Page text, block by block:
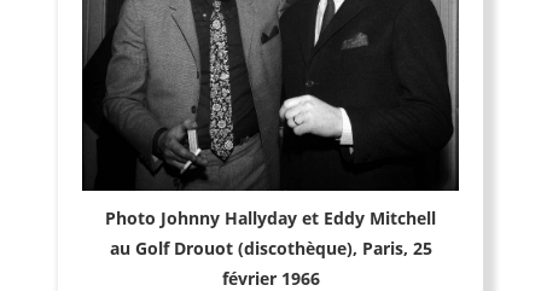
Photo Johnny Hallyday et Eddy Mitchell
au Golf Drouot (discothèque), Paris, 25
février 1966